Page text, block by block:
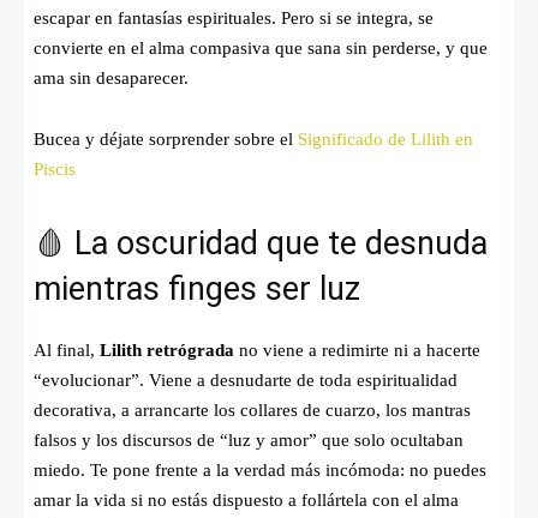
escapar en fantasías espirituales. Pero si se integra, se
convierte en el alma compasiva que sana sin perderse, y que
ama sin desaparecer.
Bucea y déjate sorprender sobre el Significado de Lilith en
Piscis
🩸 La oscuridad que te desnuda
mientras finges ser luz
Al final, Lilith retrógrada no viene a redimirte ni a hacerte
“evolucionar”. Viene a desnudarte de toda espiritualidad
decorativa, a arrancarte los collares de cuarzo, los mantras
falsos y los discursos de “luz y amor” que solo ocultaban
miedo. Te pone frente a la verdad más incómoda: no puedes
amar la vida si no estás dispuesto a follártela con el alma